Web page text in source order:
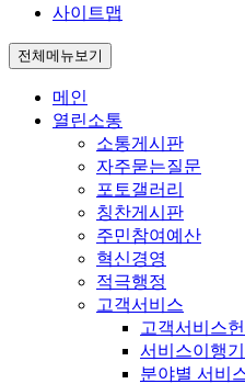
사이트맵
전체메뉴보기
메인
열린소통
소통게시판
자주묻는질문
포토갤러리
칭찬게시판
주민참여예산
혁신경영
적극행정
고객서비스
고객서비스
서비스이행
분야별 서비